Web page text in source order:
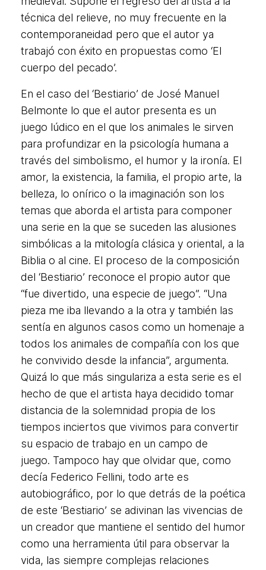
técnica del relieve, no muy frecuente en la
contemporaneidad pero que el autor ya
trabajó con éxito en propuestas como ‘El
cuerpo del pecado’.
En el caso del ‘Bestiario’ de José Manuel
Belmonte lo que el autor presenta es un
juego lúdico en el que los animales le sirven
para profundizar en la psicología humana a
través del simbolismo, el humor y la ironía. El
amor, la existencia, la familia, el propio arte, la
belleza, lo onírico o la imaginación son los
temas que aborda el artista para componer
una serie en la que se suceden las alusiones
simbólicas a la mitología clásica y oriental, a la
Biblia o al cine. El proceso de la composición
del ‘Bestiario’ reconoce el propio autor que
“fue divertido, una especie de juego”. “Una
pieza me iba llevando a la otra y también las
sentía en algunos casos como un homenaje a
todos los animales de compañía con los que
he convivido desde la infancia”, argumenta.
Quizá lo que más singulariza a esta serie es el
hecho de que el artista haya decidido tomar
distancia de la solemnidad propia de los
tiempos inciertos que vivimos para convertir
su espacio de trabajo en un campo de
juego. Tampoco hay que olvidar que, como
decía Federico Fellini, todo arte es
autobiográfico, por lo que detrás de la poética
de este ‘Bestiario’ se adivinan las vivencias de
un creador que mantiene el sentido del humor
como una herramienta útil para observar la
vida, las siempre complejas relaciones